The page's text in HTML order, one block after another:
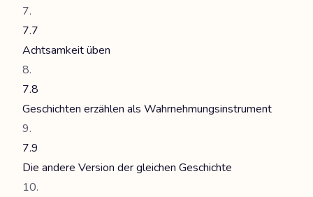
7.7
Achtsamkeit üben
7.8
Geschichten erzählen als Wahrnehmungsinstrument
7.9
Die andere Version der gleichen Geschichte